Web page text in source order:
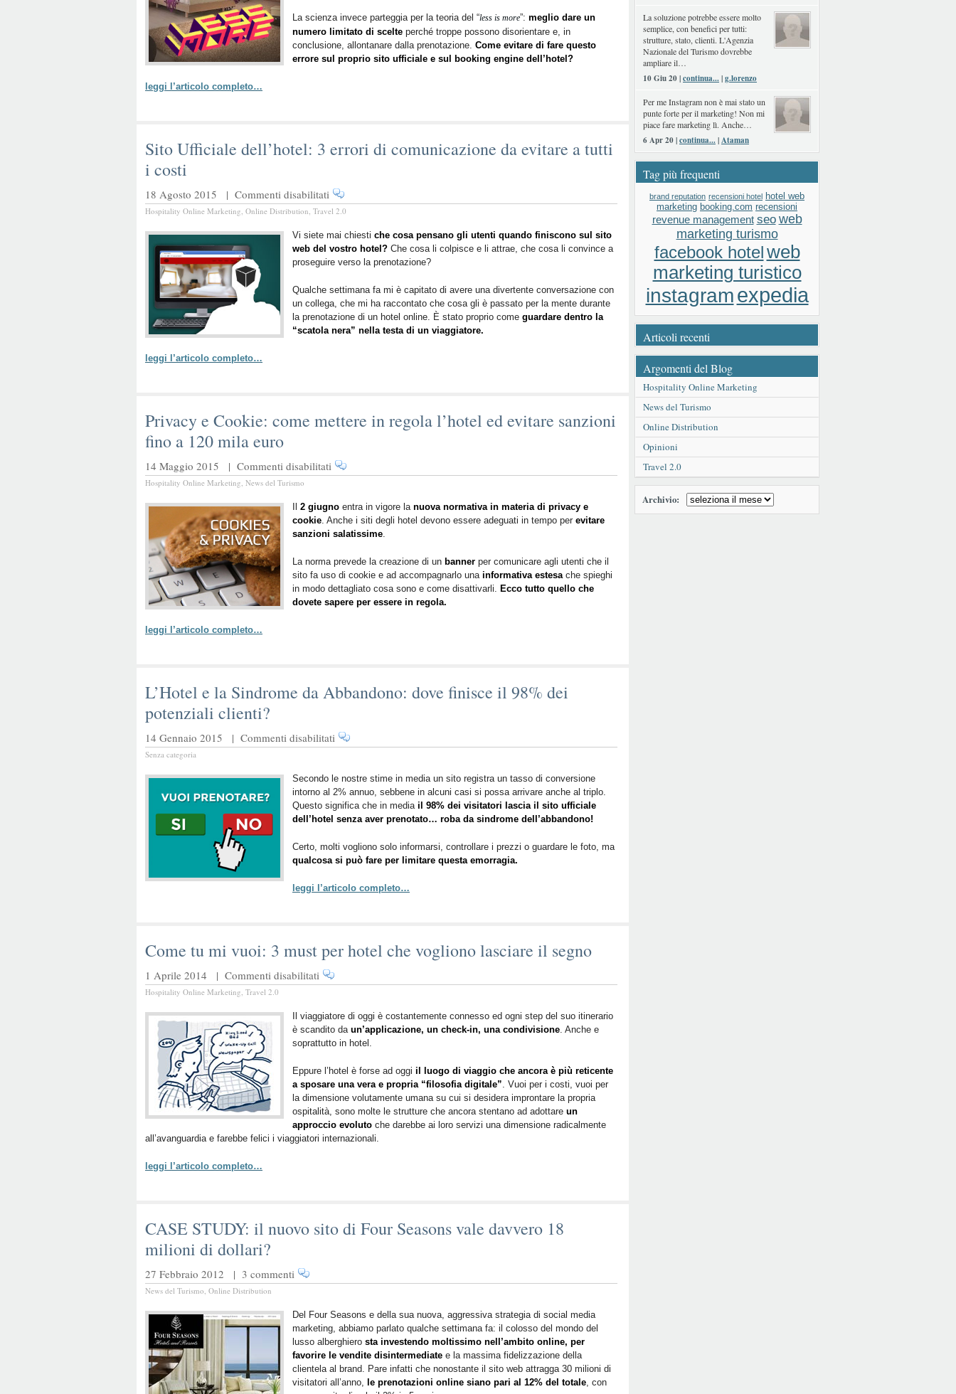
in
più
offrendo
di
La scienza invece parteggia per la teoria del “less is more”: meglio dare un
numero limitato di scelte perché troppe possono disorientare e, in
conclusione, allontanare dalla prenotazione. Come evitare di fare questo
errore sul proprio sito ufficiale e sul booking engine dell’hotel?
leggi l’articolo completo…
Sito Ufficiale dell’hotel: 3 errori di comunicazione da evitare a tutti
i costi
18 Agosto 2015 | Commenti disabilitati su
Sito
dell’hotel:
3
errori
comunicazione
da
evitare
a
Hospitality Online Marketing, Online Distribution, Travel 2.0
Vi siete mai chiesti che cosa pensano gli utenti quando finiscono sul sito
web del vostro hotel? Che cosa li colpisce e li attrae, che cosa li convince a
proseguire verso la prenotazione?
Qualche settimana fa mi è capitato di avere una divertente conversazione con
un collega, che mi ha raccontato che cosa gli è passato per la mente durante
la prenotazione di un hotel online. È stato proprio come guardare dentro la
“scatola nera” nella testa di un viaggiatore.
leggi l’articolo completo…
Privacy e Cookie: come mettere in regola l’hotel ed evitare sanzioni
fino a 120 mila euro
14 Maggio 2015 | Commenti disabilitati su
Privacy
Cookie:
come
mettere
regola
l’hotel
ed
evitare
euro
Hospitality Online Marketing, News del Turismo
2 giugno entra in vigore la nuova normativa in materia di privacy e
cookie. Anche i siti degli hotel devono essere adeguati in tempo per evitare
sanzioni salatissime.
La norma prevede la creazione di un banner per comunicare agli utenti che il
sito fa uso di cookie e ad accompagnarlo una informativa estesache spieghi
in modo dettagliato cosa sono e come disattivarli. Ecco tutto quello che
dovete sapere per essere in regola.
leggi l’articolo completo…
L’Hotel e la Sindrome da Abbandono: dove finisce il 98% dei
potenziali clienti?
14 Gennaio 2015 | Commenti disabilitati su
L’Hotel
la
Sindrome
da
Abbandono:
finisce
il
dei
Senza categoria
Secondo le nostre stime in media un sito registra un tasso di conversione
intorno al 2% annuo, sebbene in alcuni casi si possa arrivare anche al triplo.
Questo significa che in media il 98% dei visitatori lascia il sito ufficiale
dell’hotel senza aver prenotato… roba da sindrome dell’abbandono!
Certo, molti vogliono solo informarsi, controllare i prezzi o guardare le foto, ma
qualcosa si può fare per limitare questa emorragia.
leggi l’articolo completo…
Come tu mi vuoi: 3 must per hotel che vogliono lasciare il segno
1 Aprile 2014 | Commenti disabilitati su
Come
mi
vuoi:
3
per
hotel
che
vogliono
lasciare
il
Hospitality Online Marketing, Travel 2.0
Il viaggiatore di oggi è costantemente connesso ed ogni step del suo itinerario
è scandito da un’applicazione, un check-in, una condivisione. Anche e
soprattutto in hotel.
Eppure l’hotel è forse ad oggi il luogo di viaggio che ancora è più reticente
a sposare una vera e propria “filosofia digitale”. Vuoi per i costi, vuoi per
la dimensione volutamente umana su cui si desidera improntare la propria
ospitalità, sono molte le strutture che ancora stentano ad adottare un
approccio evoluto che darebbe ai loro servizi una dimensione radicalmente
all’avanguardia e farebbe felici i viaggiatori internazionali.
leggi l’articolo completo…
CASE STUDY: il nuovo sito di Four Seasons vale davvero 18
milioni di dollari?
27 Febbraio 2012 | 3 commenti
News del Turismo, Online Distribution
Del Four Seasons e della sua nuova, aggressiva strategia di social media
marketing, abbiamo parlato qualche settimana fa: il colosso del mondo del
lusso alberghiero sta investendo moltissimo nell’ambito online, per
favorire le vendite disintermediate e la massima fidelizzazione della
clientela al brand. Pare infatti che nonostante il sito web attragga 30 milioni di
visitatori all’anno, le prenotazioni online siano pari al 12% del totale, con
La soluzione potrebbe essere molto
semplice, con benefici per tutti:
strutture, stato, clienti. L'Agenzia
Nazionale del Turismo dovrebbe
ampliare il…
10 Giu 20 |continua...|g.lorenzo
Per me Instagram non è mai stato un
punte forte per il marketing! Non mi
piace fare marketing lì. Anche…
6 Apr 20 |continua...|Ataman
Tag più frequenti
brand reputation recensioni hotel hotel web
marketing booking.com recensioni
revenue management seo web
marketing turismo
facebook hotelweb
marketing turistico
instagramexpedia
Articoli recenti
Argomenti del Blog
Hospitality Online Marketing
News del Turismo
Online Distribution
Opinioni
Travel 2.0
Archivio: